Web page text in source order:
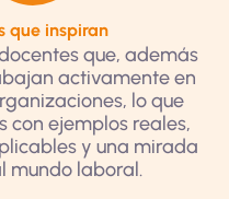
que inspiran
que, además
activamente en
lo que
con ejemplos reales,
y una mirada
mundo laboral.